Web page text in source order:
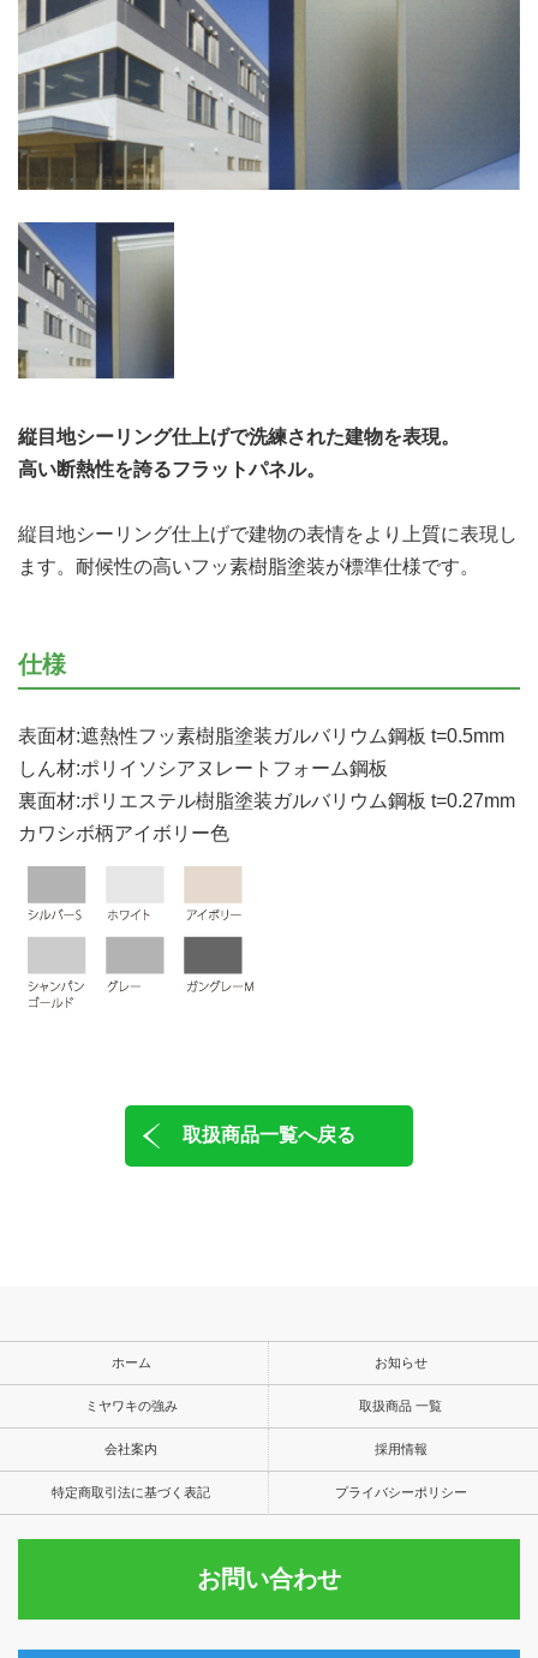
縦目地シーリング仕上げで洗練された建物を表現。
高い断熱性を誇るフラットパネル。
縦目地シーリング仕上げで建物の表情をより上質に表現し
ます。耐候性の高いフッ素樹脂塗装が標準仕様です。
仕様
表面材:遮熱性フッ素樹脂塗装ガルバリウム鋼板 t=0.5mm
しん材:ポリイソシアヌレートフォーム鋼板
裏面材:ポリエステル樹脂塗装ガルバリウム鋼板 t=0.27mm
カワシボ柄アイボリー色
取扱商品一覧へ戻る
ホーム お知らせ
ミヤワキの強み 取扱商品 一覧
会社案内 採用情報
特定商取引法に基づく表記 プライバシーポリシー
お問い合わせ